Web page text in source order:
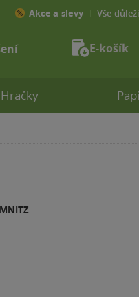
Hračky
Akce a slevy Vše
E-košík